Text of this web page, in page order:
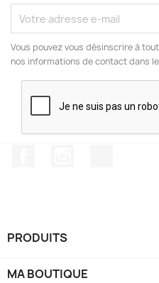
Vous pouvez vous désinscrire à
nos informations de contact dans
PRODUITS
MA BOUTIQUE